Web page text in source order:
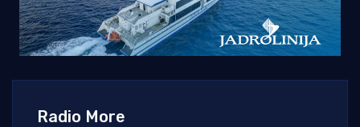
Radio More